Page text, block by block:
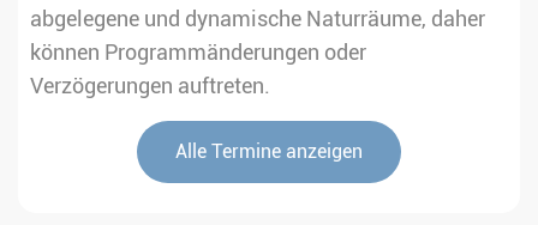
abgelegene und dynamische Naturräume, daher
können Programmänderungen oder
Verzögerungen auftreten.
Alle Termine anzeigen